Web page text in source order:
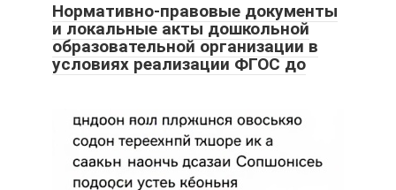
Нормативно-правовые документы
и локальные акты дошкольной
образовательной организации в
условиях реализации ФГОС до